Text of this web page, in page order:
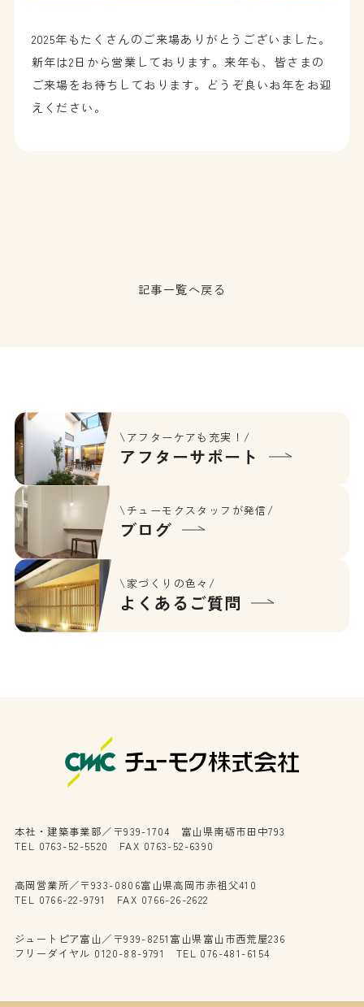
2025年もたくさんのご来場ありがとうございました。
新年は2日から営業しております。来年も、皆さまの
ご来場をお待ちしております。どうぞ良いお年をお迎
えください。
記事一覧へ戻る
\アフターケアも充実！/
アフターサポート
\チューモクスタッフが発信/
ブログ
\家づくりの色々/
よくあるご質問
本社・建築事業部／〒939-1704 富山県南砺市田中793
TEL 0763-52-5520 FAX 0763-52-6390
高岡営業所／〒933-0806富山県高岡市赤祖父410
TEL 0766-22-9791 FAX 0766-26-2622
ジュートピア富山／〒939-8251富山県富山市西荒屋236
フリーダイヤル 0120-88-9791 TEL 076-481-6154